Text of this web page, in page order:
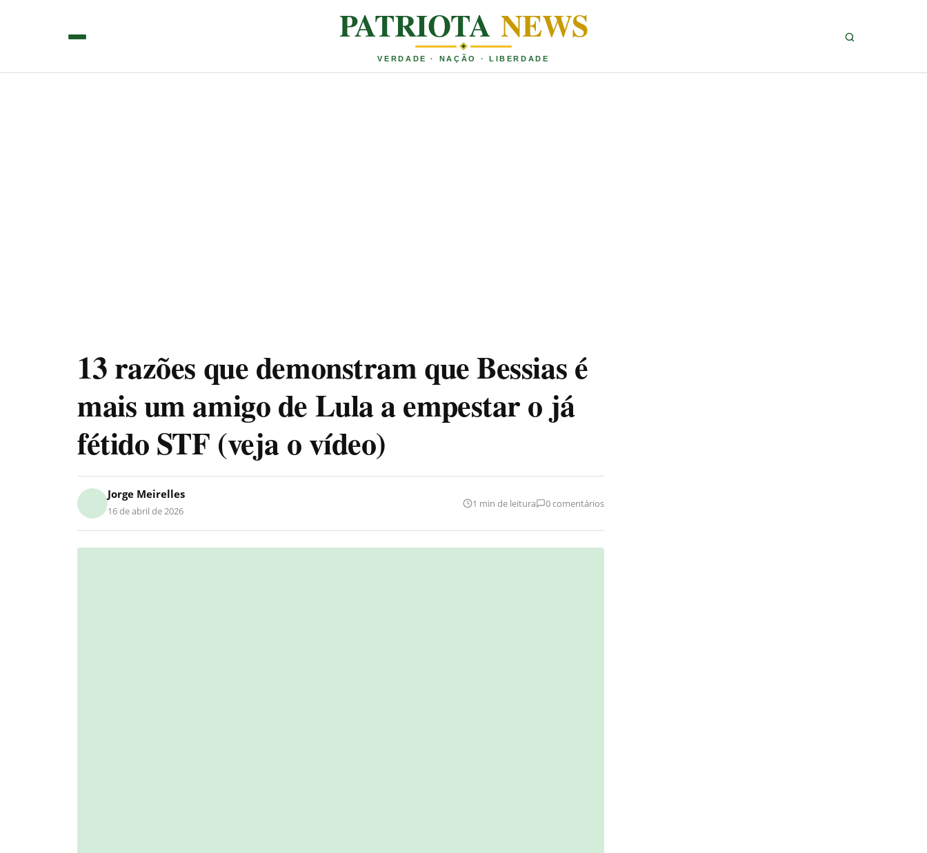
PATRIOTA NEWS
VERDADE · NAÇÃO · LIBERDADE
13 razões que demonstram que Bessias é
mais um amigo de Lula a empestar o já
fétido STF (veja o vídeo)
Jorge Meirelles
16 de abril de 2026
1 min de leitura 0 comentários